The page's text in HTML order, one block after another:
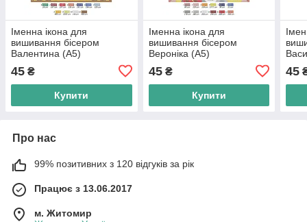
Іменна ікона для
вишивання бісером
Валентина (А5)
45 ₴
Купити
Іменна ікона для
вишивання бісером
Вероніка (А5)
45₴
Купити
45
Про нас
99% позитивних з 120 відгуків за рік
Працює з 13.06.2017
м. Житомир